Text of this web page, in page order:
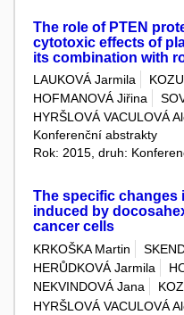
The role of PTEN
cytotoxic effects of
its combination with
LAUKOVÁ Jarmila
HOFMANOVÁ Jiřina
HYRŠLOVÁ VACULOVÁ
Konferenční abstrakty
Rok: 2015, druh:
The specific changes
induced by
cancer cells
KRKOŠKA Martin
HERŮDKOVÁ Jarmila
NEKVINDOVÁ Jana
HYRŠLOVÁ VACULOVÁ